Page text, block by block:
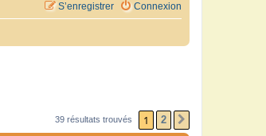
Connexion
S’enregistrer
39 résultats trouvés 1 2